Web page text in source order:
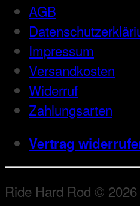
AGB
Impressum
Versandkosten
Widerruf
Zahlungsarten
Vertrag
Ride Hard Rod ©